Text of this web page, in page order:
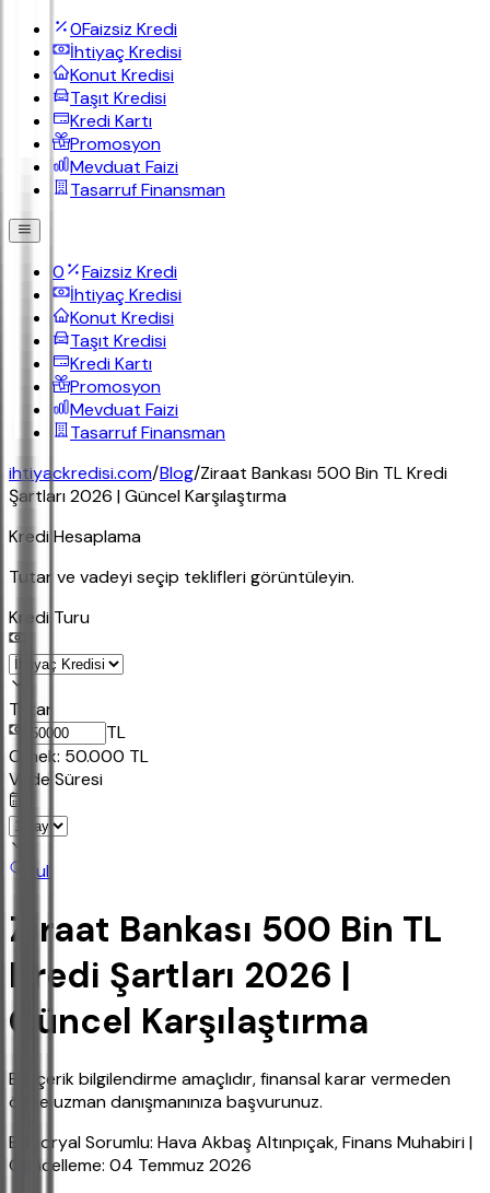
0Faizsiz Kredi
İhtiyaç Kredisi
Konut Kredisi
Taşıt Kredisi
Kredi Kartı
Promosyon
Mevduat Faizi
Tasarruf Finansman
0
Faizsiz Kredi
İhtiyaç Kredisi
Konut Kredisi
Taşıt Kredisi
Kredi Kartı
Promosyon
Mevduat Faizi
Tasarruf Finansman
ihtiyackredisi.com/Blog/Ziraat Bankası 500 Bin TL Kredi
Şartları 2026 | Güncel Karşılaştırma
Kredi Hesaplama
Tutar ve vadeyi seçip teklifleri görüntüleyin.
Kredi Turu
Tutar
TL
Ornek: 50.000 TL
Vade Süresi
Bul
Ziraat Bankası 500 Bin TL
Kredi Şartları 2026 |
Güncel Karşılaştırma
Bu içerik bilgilendirme amaçlıdır, finansal karar vermeden
önce uzman danışmanınıza başvurunuz.
Editoryal Sorumlu: Hava Akbaş Altınpıçak, Finans Muhabiri |
Güncelleme: 04 Temmuz 2026